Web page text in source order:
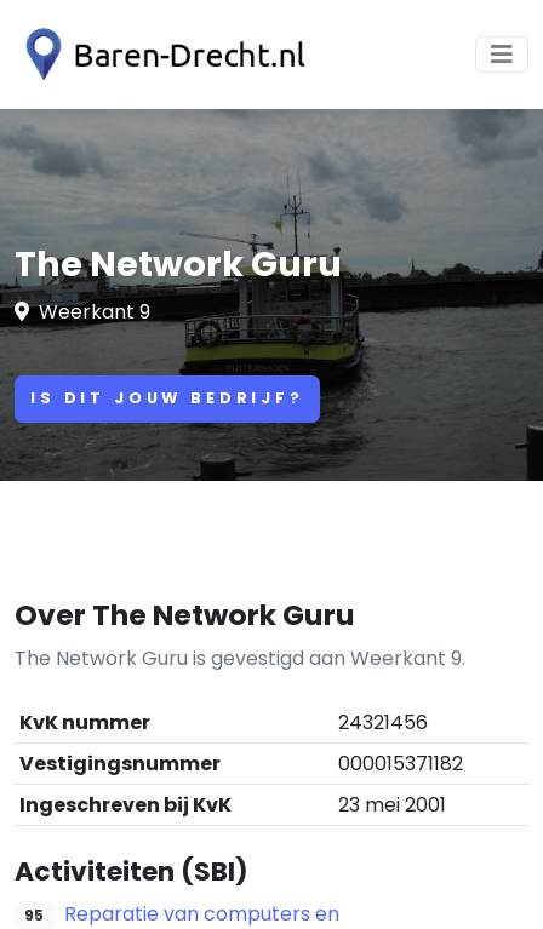
The Network Guru
Weerkant 9
IS DIT JOUW BEDRIJF?
Over The Network Guru
The Network Guru is gevestigd aan Weerkant 9.
KvK nummer
24321456
Vestigingsnummer
000015371182
Ingeschreven bij KvK
23 mei 2001
Activiteiten (SBI)
95
Reparatie van computers en